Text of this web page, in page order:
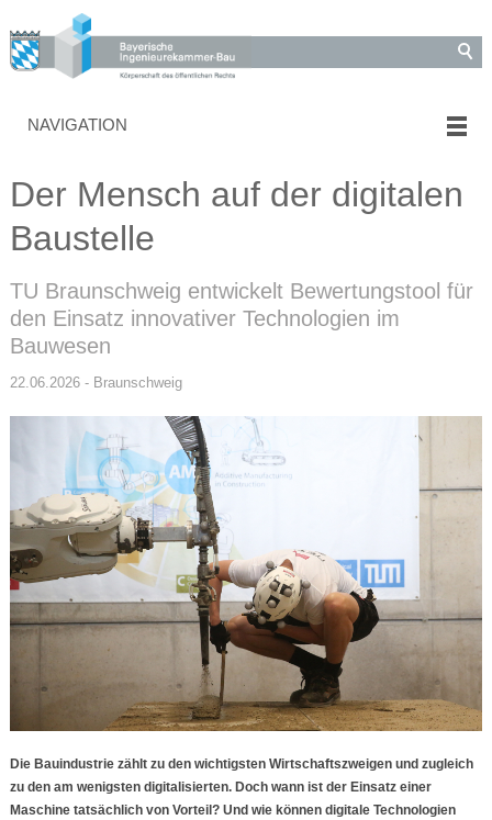
NAVIGATION
Der Mensch auf der digitalen
Baustelle
TU Braunschweig entwickelt Bewertungstool für
den Einsatz innovativer Technologien im
Bauwesen
22.06.2026 - Braunschweig
Die Bauindustrie zählt zu den wichtigsten Wirtschaftszweigen und zugleich
zu den am wenigsten digitalisierten. Doch wann ist der Einsatz einer
Maschine tatsächlich von Vorteil? Und wie können digitale Technologien